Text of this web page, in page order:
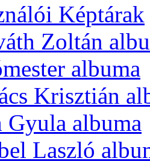
Képtárak
Zoltán
albuma
Krisztián
Gyula albuma
Laszló